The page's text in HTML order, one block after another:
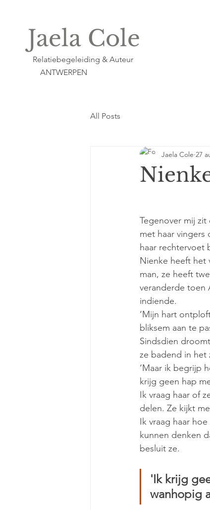
Jaela Cole
Relatiebegeleiding & Auteur
ANTWERPEN
All Posts
Jaela Cole 27
Tegenover mij
met haar vingers
haar rechtervoet
Nienke heeft het
man, ze heeft
veranderde toen
indiende.
‘Mijn hart
bliksem aan te
Sindsdien
ze badend in het
‘Maar ik begrijp
krijg geen hap
Ik vraag haar of
delen. Ze kijkt
Ik vraag haar
kunnen denken
besluit ze.
'Ik krijg
wanhopig